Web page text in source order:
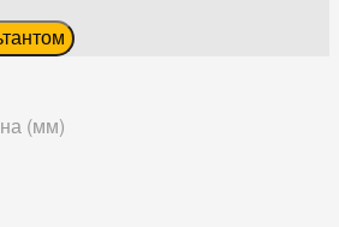
(мм)